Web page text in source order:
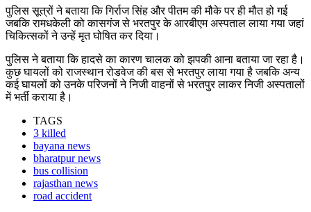
पुलिस सूत्रों ने बताया कि गिर्राज सिंह और पीतम की मौके पर ही मौत हो गई
जबकि रामधकेली को कासगंज से भरतपुर के आरबीएम अस्पताल लाया गया जहां
चिकित्सकों ने उन्हें मृत घोषित कर दिया।
पुलिस ने बताया कि हादसे का कारण चालक को झपकी आना बताया जा रहा है।
कुछ घायलों को राजस्थान रोडवेज की बस से भरतपुर लाया गया है जबकि अन्य
कई घायलों को उनके परिजनों ने निजी वाहनों से भरतपुर लाकर निजी अस्पतालों
में भर्ती कराया है।
TAGS
3 killed
bayana news
bharatpur news
bus collision
rajasthan news
road accident